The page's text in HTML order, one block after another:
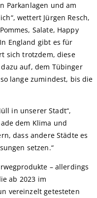
Parkanlagen und am
wettert Jürgen Resch,
Salate, Happy
England gibt es für
sich trotzdem, diese
auf, dem Tübinger
lange zumindest, bis die
in unserer Stadt“,
dem Klima und
dass andere Städte es
setzen.“
– allerdings
ab 2023 im
vereinzelt getesteten